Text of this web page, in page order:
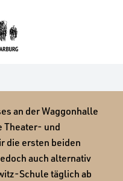
an der Waggonhalle
Theater- und
die ersten beiden
auch alternativ
Schule täglich ab